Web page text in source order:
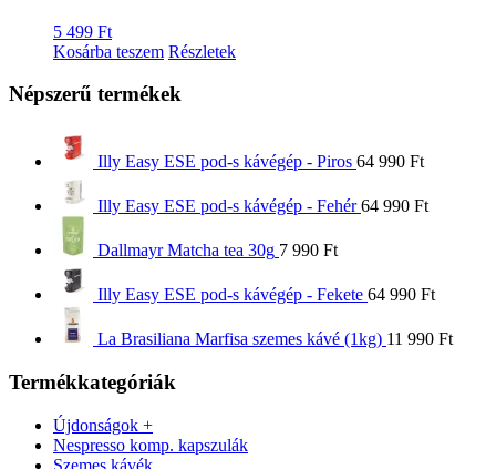
5 499 Ft
Kosárba teszem Részletek
Népszerű termékek
Illy Easy ESE pod-s kávégép - Piros 64 990 Ft
Illy Easy ESE pod-s kávégép - Fehér 64 990 Ft
Dallmayr Matcha tea 30g 7 990 Ft
Illy Easy ESE pod-s kávégép - Fekete 64 990 Ft
La Brasiliana Marfisa szemes kávé (1kg) 11 990 Ft
Termékkategóriák
Újdonságok +
Nespresso komp. kapszulák
Szemes kávék